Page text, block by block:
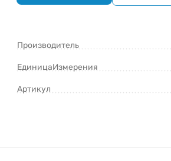
Производитель
ЕдиницаИзмерения
Артикул